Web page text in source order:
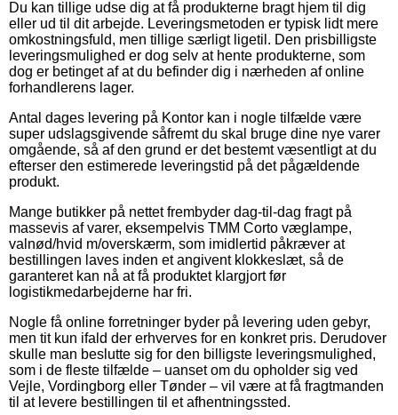
Du kan tillige udse dig at få produkterne bragt hjem til dig
eller ud til dit arbejde. Leveringsmetoden er typisk lidt mere
omkostningsfuld, men tillige særligt ligetil. Den prisbilligste
leveringsmulighed er dog selv at hente produkterne, som
dog er betinget af at du befinder dig i nærheden af online
forhandlerens lager.
Antal dages levering på Kontor kan i nogle tilfælde være
super udslagsgivende såfremt du skal bruge dine nye varer
omgående, så af den grund er det bestemt væsentligt at du
efterser den estimerede leveringstid på det pågældende
produkt.
Mange butikker på nettet frembyder dag-til-dag fragt på
massevis af varer, eksempelvis TMM Corto væglampe,
valnød/hvid m/overskærm, som imidlertid påkræver at
bestillingen laves inden et angivent klokkeslæt, så de
garanteret kan nå at få produktet klargjort før
logistikmedarbejderne har fri.
Nogle få online forretninger byder på levering uden gebyr,
men tit kun ifald der erhverves for en konkret pris. Derudover
skulle man beslutte sig for den billigste leveringsmulighed,
som i de fleste tilfælde – uanset om du opholder sig ved
Vejle, Vordingborg eller Tønder – vil være at få fragtmanden
til at levere bestillingen til et afhentningssted.